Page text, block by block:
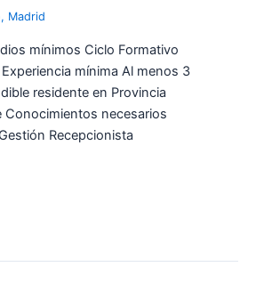
, Madrid
mínimos Ciclo Formativo
mínima Al menos 3
residente en Provincia
Conocimientos necesarios
Recepcionista